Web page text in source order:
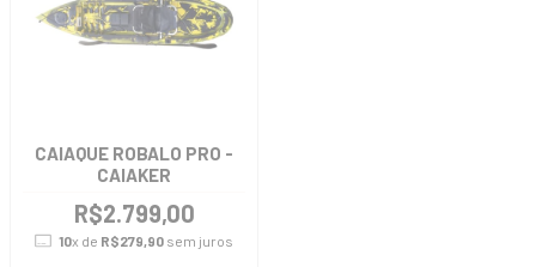
CAIAQUE ROBALO PRO -
CAIAKER
R$2.799,00
10x de R$279,90sem juros